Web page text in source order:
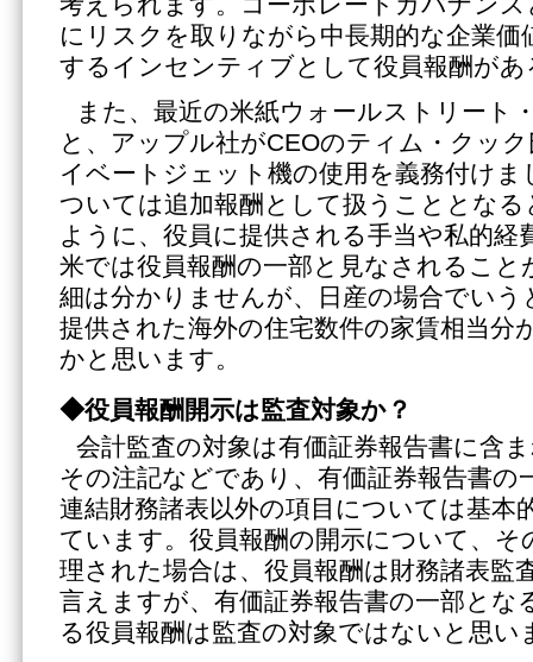
にリスクを取りながら中長期的な企業価
するインセンティブとして役員報酬が
また、最近の米紙ウォールストリート
と、アップル社がCEOのティム・クッ
イベートジェット機の使用を義務付けま
ついては追加報酬として扱うこととな
ように、役員に提供される手当や私的経
米では役員報酬の一部と見なされること
細は分かりませんが、日産の場合でいう
提供された海外の住宅数件の家賃相当分
かと思います。
◆役員報酬開示は監査対象か？
会計監査の対象は有価証券報告書に含
その注記などであり、有価証券報告書の
連結財務諸表以外の項目については基本
ています。役員報酬の開示について、そ
理された場合は、役員報酬は財務諸表監
言えますが、有価証券報告書の一部とな
る役員報酬は監査の対象ではないと思い